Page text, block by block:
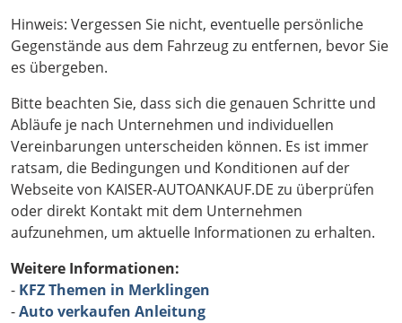
Hinweis: Vergessen Sie nicht, eventuelle persönliche
Gegenstände aus dem Fahrzeug zu entfernen, bevor Sie
es übergeben.
Bitte beachten Sie, dass sich die genauen Schritte und
Abläufe je nach Unternehmen und individuellen
Vereinbarungen unterscheiden können. Es ist immer
ratsam, die Bedingungen und Konditionen auf der
Webseite von KAISER-AUTOANKAUF.DE zu überprüfen
oder direkt Kontakt mit dem Unternehmen
aufzunehmen, um aktuelle Informationen zu erhalten.
Weitere Informationen:
- KFZ Themen in Merklingen
-Auto verkaufen Anleitung